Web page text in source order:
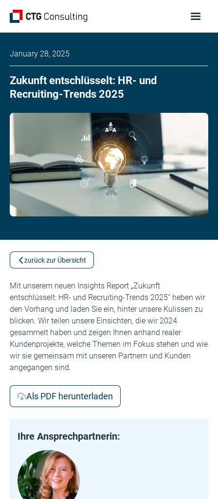
January 28, 2025
Zukunft entschlüsselt: HR- und
Recruiting-Trends 2025
zurück zur Übersicht
Mit unserem neuen Insights Report „Zukunft
entschlüsselt: HR- und Recruiting-Trends 2025“ heben wir
den Vorhang und laden Sie ein, hinter unsere Kulissen zu
blicken. Wir teilen unsere Einsichten, die wir 2024
gesammelt haben und zeigen Ihnen anhand realer
Kundenprojekte, welche Themen im Fokus stehen und wie
wir sie gemeinsam mit unseren Partnern und Kunden
angegangen sind.
Als PDF herunterladen
Ihre Ansprechpartnerin: